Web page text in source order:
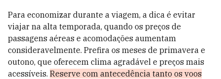
Para economizar durante a viagem, a dica é evitar
viajar na alta temporada, quando os preços de
passagens aéreas e acomodações aumentam
consideravelmente. Prefira os meses de primavera e
outono, que oferecem clima agradável e preços mais
acessíveis. Reserve com antecedência tanto os voos